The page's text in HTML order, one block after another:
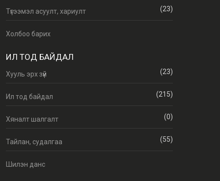
Түгээмэл асуулт, хариулт (23)
Холбоо барих
ИЛ ТОД БАЙДАЛ
Хууль эрх зүй (23)
Ил тод байдал (215)
Хяналт шалгалт (0)
Тайлан, судалгаа (55)
Шилэн данс